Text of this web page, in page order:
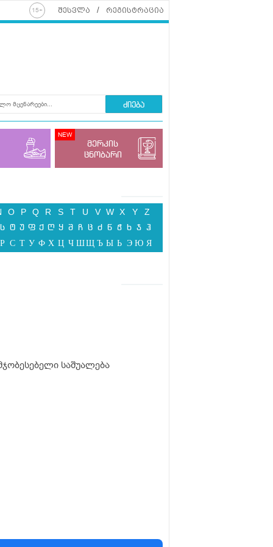
შესვლა რეგისტრაცია
ძიება
მერკის
ცნობარი
O P Q R S T U V W X Y Z
ს ტ უ ფ ქ ღ ყ შ ჩ ც ძ წ ჭ ხ ჯ ჰ
Р С Т У Ф Х Ц Ч ШЩ Ъ Ы Ь Э Ю Я
საშუალება